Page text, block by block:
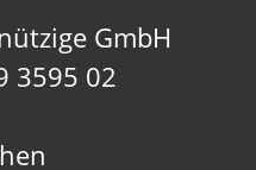
GmbH
3595 02